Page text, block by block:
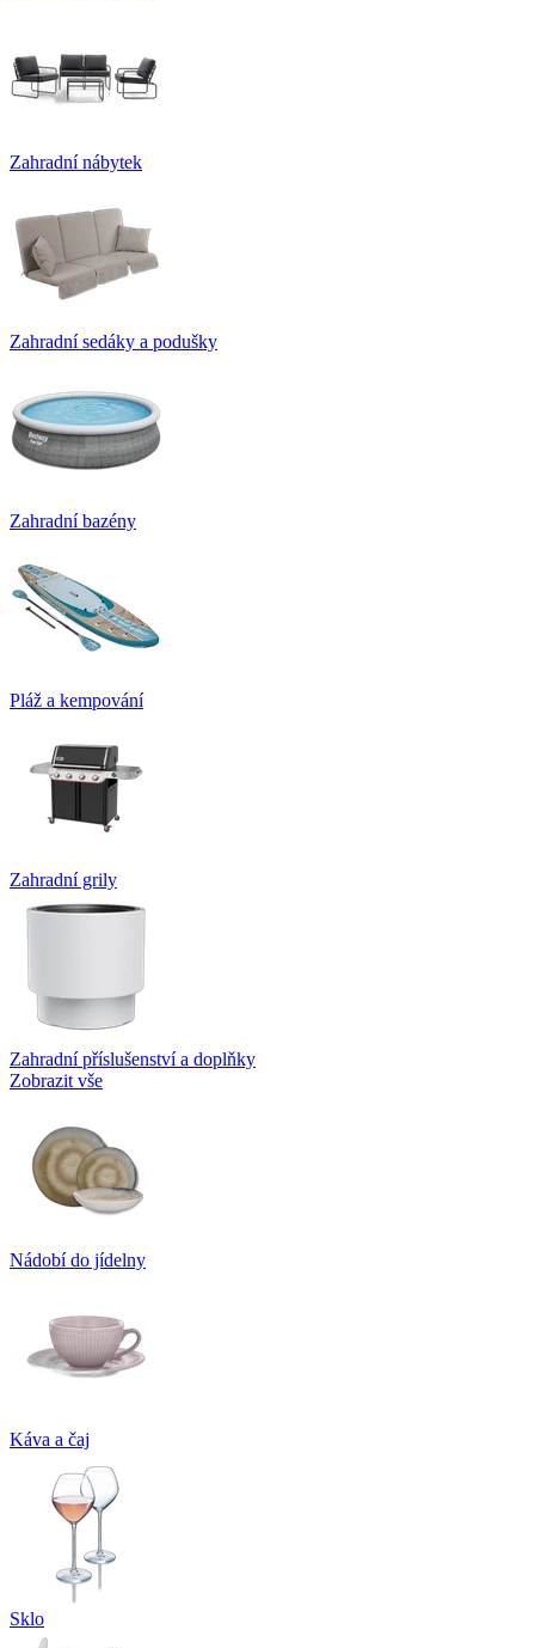
Zahradní nábytek
Zahradní sedáky a podušky
Zahradní bazény
Pláž a kempování
Zahradní grily
Zahradní příslušenství a doplňky
Zobrazit vše
Nádobí do jídelny
Káva a čaj
Sklo